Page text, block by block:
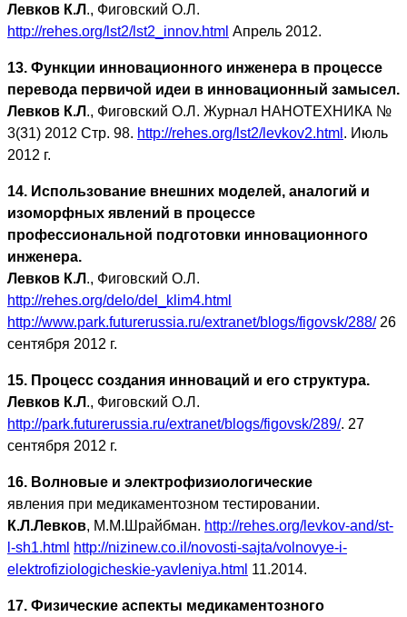
Левков К.Л ., Фиговский О.Л.
http://rehes.org/lst2/lst2_innov.html Апрель 2012.
13. Функции инновационного инженера в процессе
перевода первичой идеи в инновационный замысел.
Левков К.Л ., Фиговский О.Л. Журнал НАНОТЕХНИКА №
3(31) 2012 Стр. 98. http://rehes.org/lst2/levkov2.html . Июль
2012 г.
14. Использование внешних моделей, аналогий и
изоморфных явлений в процессе
профессиональной подготовки инновационного
инженера.
Левков К.Л ., Фиговский О.Л.
http://rehes.org/delo/del_klim4.html
http://www.park.futurerussia.ru/extranet/blogs/figovsk/288/26
сентября 2012 г.
15. Процесс создания инноваций и его структура.
Левков К.Л ., Фиговский О.Л.
http://park.futurerussia.ru/extranet/blogs/figovsk/289/. 27
сентября 2012 г.
16. Волновые и электрофизиологические
явления при медикаментозном тестировании.
К.Л.Левков, М.М.Шрайбман. http://rehes.org/levkov-and/st-
l-sh1.html http://nizinew.co.il/novosti-sajta/volnovye-i-
elektrofiziologicheskie-yavleniya.html 11.2014.
17. Физические аспекты медикаментозного